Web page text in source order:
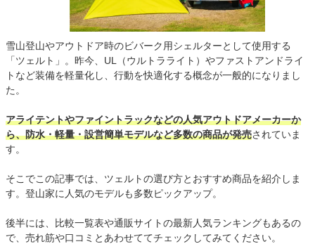
雪山登山やアウトドア時のビバーク用シェルターとして使用する
「ツェルト」。昨今、UL（ウルトラライト）やファストアンドライ
トなど装備を軽量化し、行動を快適化する概念が一般的になりまし
た。
アライテントやファイントラックなどの人気アウトドアメーカーか
ら、防水・軽量・設営簡単モデルなど多数の商品が発売されていま
す。
そこでこの記事では、ツェルトの選び方とおすすめ商品を紹介しま
す。登山家に人気のモデルも多数ピックアップ。
後半には、比較一覧表や通販サイトの最新人気ランキングもあるの
で、売れ筋や口コミとあわせててチェックしてみてください。